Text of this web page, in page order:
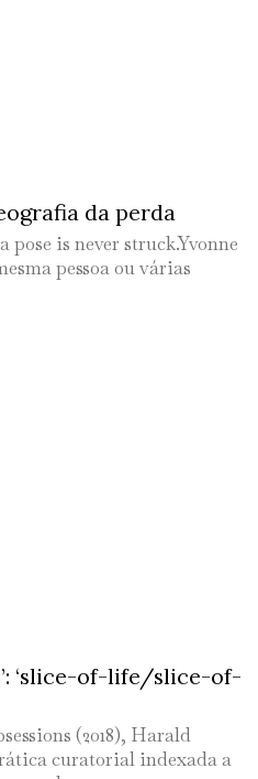
da perda
is never struck.Yvonne
pessoa ou várias
‘slice-of-life/slice-of-
(2018), Harald
curatorial indexada a